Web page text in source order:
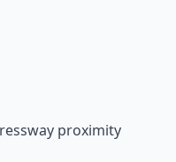
proximity